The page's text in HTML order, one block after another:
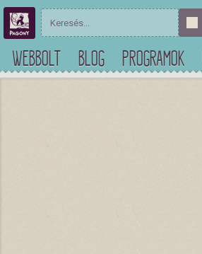
WEBBOLT BLOG PROGRAMOK